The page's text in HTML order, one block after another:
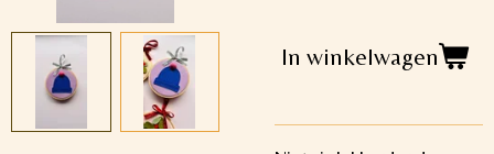
In winkelwagen